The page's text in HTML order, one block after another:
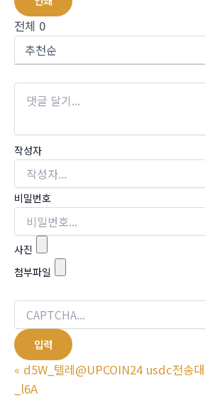
전체 0
작성자
비밀번호
사진
첨부파일
« d5W_텔레@UPCOIN24 usdc전송
_l6A